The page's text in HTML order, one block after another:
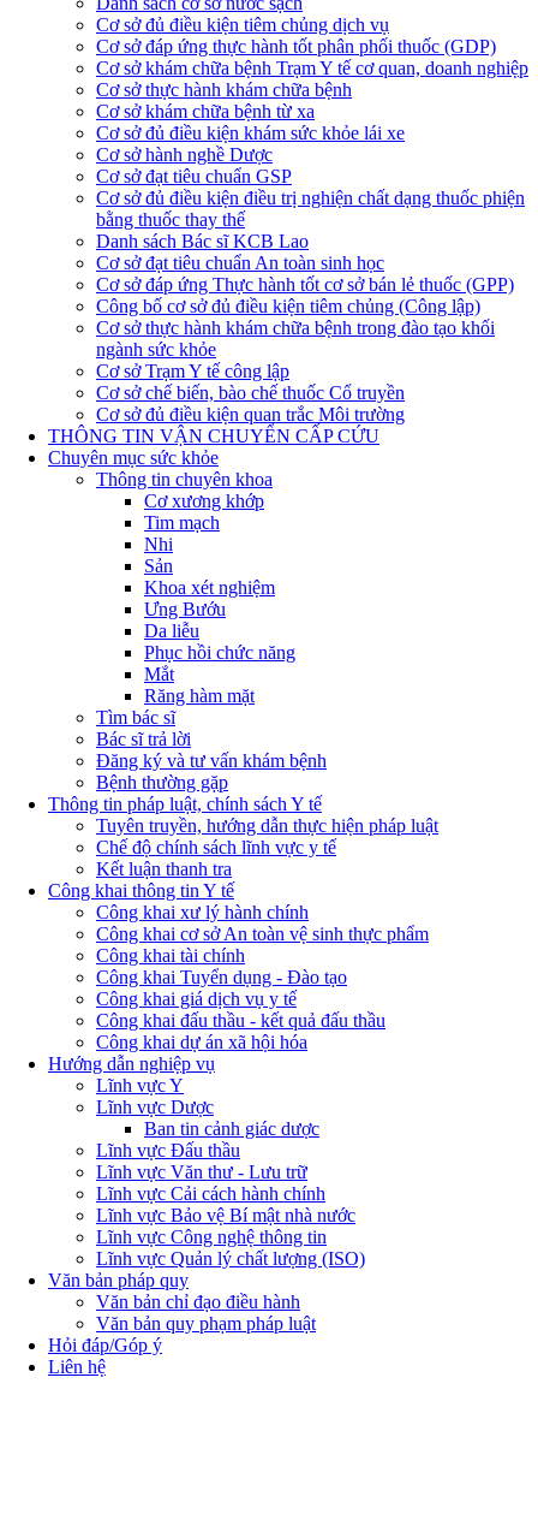
Cơ sở đủ điều kiện tiêm chủng dịch vụ
Cơ sở đáp ứng thực hành tốt phân phối thuốc (GDP)
Cơ sở khám chữa bệnh Trạm Y tế cơ quan, doanh nghiệp
Cơ sở thực hành khám chữa bệnh
Cơ sở khám chữa bệnh từ xa
Cơ sở đủ điều kiện khám sức khỏe lái xe
Cơ sở hành nghề Dược
Cơ sở đạt tiêu chuẩn GSP
Cơ sở đủ điều kiện điều trị nghiện chất dạng thuốc phiện
bằng thuốc thay thế
Danh sách Bác sĩ KCB Lao
Cơ sở đạt tiêu chuẩn An toàn sinh học
Cơ sở đáp ứng Thực hành tốt cơ sở bán lẻ thuốc (GPP)
Công bố cơ sở đủ điều kiện tiêm chủng (Công lập)
Cơ sở thực hành khám chữa bệnh trong đào tạo khối
ngành sức khỏe
Cơ sở Trạm Y tế công lập
Cơ sở chế biến, bào chế thuốc Cổ truyền
Cơ sở đủ điều kiện quan trắc Môi trường
THÔNG TIN VẬN CHUYỂN CẤP CỨU
Chuyên mục sức khỏe
Thông tin chuyên khoa
Cơ xương khớp
Tim mạch
Nhi
Sản
Khoa xét nghiệm
Ưng Bướu
Da liễu
Phục hồi chức năng
Mắt
Răng hàm mặt
Tìm bác sĩ
Bác sĩ trả lời
Đăng ký và tư vấn khám bệnh
Bệnh thường gặp
Thông tin pháp luật, chính sách Y tế
Tuyên truyền, hướng dẫn thực hiện pháp luật
Chế độ chính sách lĩnh vực y tế
Kết luận thanh tra
Công khai thông tin Y tế
Công khai xư lý hành chính
Công khai cơ sở An toàn vệ sinh thực phẩm
Công khai tài chính
Công khai Tuyển dụng - Đào tạo
Công khai giá dịch vụ y tế
Công khai đấu thầu - kết quả đấu thầu
Công khai dự án xã hội hóa
Hướng dẫn nghiệp vụ
Lĩnh vực Y
Lĩnh vực Dược
Ban tin cảnh giác dược
Lĩnh vực Đấu thầu
Lĩnh vực Văn thư - Lưu trữ
Lĩnh vực Cải cách hành chính
Lĩnh vực Bảo vệ Bí mật nhà nước
Lĩnh vực Công nghệ thông tin
Lĩnh vực Quản lý chất lượng (ISO)
Văn bản pháp quy
Văn bản chỉ đạo điều hành
Văn bản quy phạm pháp luật
Hỏi đáp/Góp ý
Liên hệ